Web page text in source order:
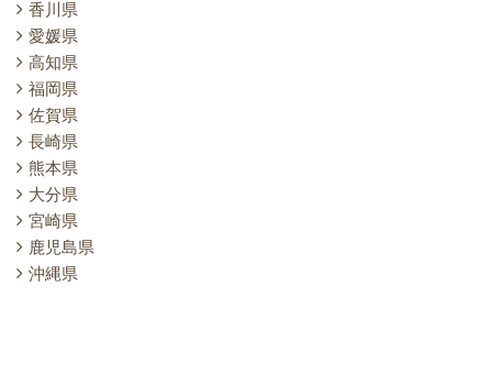
香川県
愛媛県
高知県
福岡県
佐賀県
長崎県
熊本県
大分県
宮崎県
鹿児島県
沖縄県